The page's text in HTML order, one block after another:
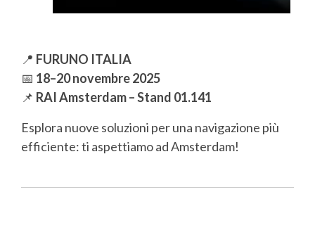
📍 FURUNO ITALIA
📅 18–20 novembre 2025
📌 RAI Amsterdam – Stand 01.141
Esplora nuove soluzioni per una navigazione più
efficiente: ti aspettiamo ad Amsterdam!